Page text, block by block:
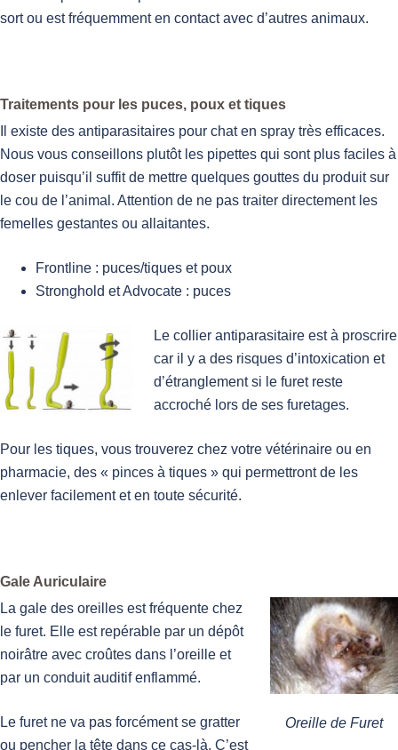
sort ou est fréquemment en contact avec d’autres animaux.
Traitements pour les puces, poux et tiques
Il existe des antiparasitaires pour chat en spray très efficaces.
Nous vous conseillons plutôt les pipettes qui sont plus faciles à
doser puisqu’il suffit de mettre quelques gouttes du produit sur
le cou de l’animal. Attention de ne pas traiter directement les
femelles gestantes ou allaitantes.
Frontline : puces/tiques et poux
Stronghold et Advocate : puces
Le collier antiparasitaire est à proscrire
car il y a des risques d’intoxication et
d’étranglement si le furet reste
accroché lors de ses furetages.
Pour les tiques, vous trouverez chez votre vétérinaire ou en
pharmacie, des « pinces à tiques » qui permettront de les
enlever facilement et en toute sécurité.
Gale Auriculaire
Oreille de Furet
La gale des oreilles est fréquente chez
le furet. Elle est repérable par un dépôt
noirâtre avec croûtes dans l’oreille et
par un conduit auditif enflammé.
Le furet ne va pas forcément se gratter
ou pencher la tête dans ce cas-là. C’est